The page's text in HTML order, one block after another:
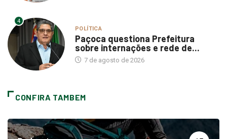
4
POLÍTICA
Paçoca questiona Prefeitura
sobre internações e rede de...
7 de agosto de 2026
CONFIRA TAMBEM